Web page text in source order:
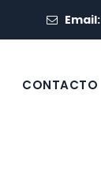
Email:
CONTACTO